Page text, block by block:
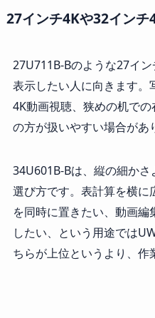
27インチ4Kや32インチ
27U711B-Bのような27イ
表示したい人に向きます。
4K動画視聴、狭めの机で
の方が扱いやすい場合があ
34U601B-Bは、縦の細か
選び方です。表計算を横
を同時に置きたい、動画
したい、という用途では
ちらが上位というより、作